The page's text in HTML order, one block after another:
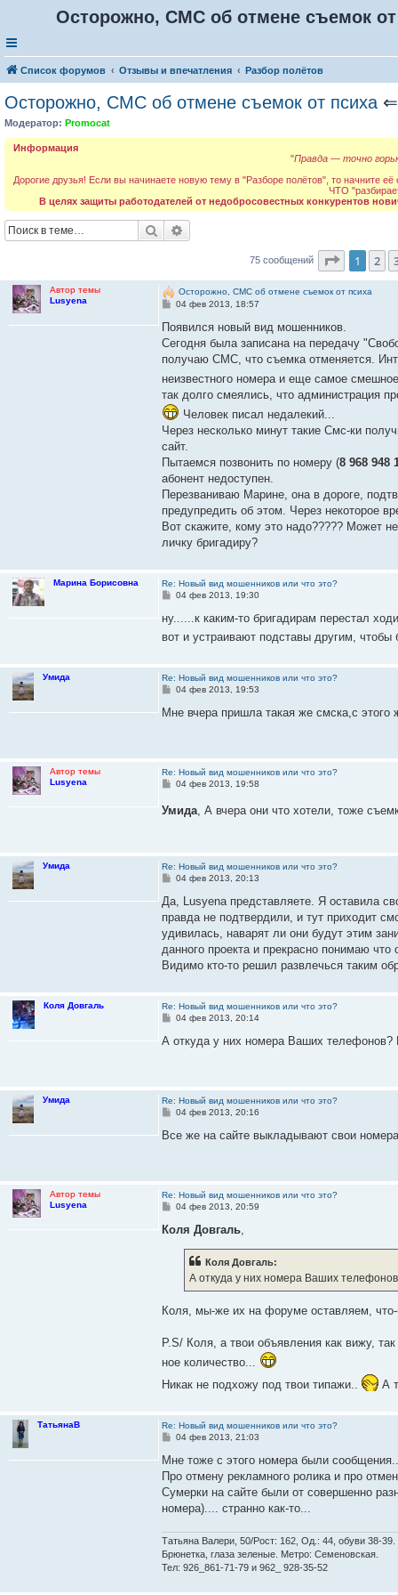
Осторожно, СМС об отмене съемок от
Список форумов Отзывы и впечатления Разбор полётов
Осторожно, СМС об отмене съемок от психа
Модератор: Promocat
Информация
"Правда — точно
Дорогие друзья! Если вы начинаете новую тему в "Разборе полётов", то начните
ЧТО
В целях защиты работодателей от недобросовестных конкурентов
Поиск
75 сообщений 1 2
Автор темы
Lusyena
Осторожно, СМС об отмене съемок от психа
С
о
щ
е
и
04 фев 2013, 18:57
Появился новый вид мошенников.
Сегодня была записана на передачу
получаю СМС, что съемка отменяется.
неизвестного номера и еще самое
так долго смеялись, что администрация
Человек писал недалекий...
Через несколько минут такие Смс-ки
сайт.
Пытаемся позвонить по номеру (8 968 948
абонент недоступен.
Перезваниваю Марине, она в дороге,
предупредить об этом. Через некоторое
Вот скажите, кому это надо????? Может
личку бригадиру?
Марина Борисовна
Re: Новый вид мошенников или что это?
С
о
щ
и
е
04 фев 2013, 19:30
ну......к каким-то бригадирам перестал
вот и устраивают подставы другим,
Умида
Re: Новый вид мошенников или что это?
С
о
е
04 фев 2013, 19:53
Мне вчера пришла такая же смска,с этого
Автор темы
Lusyena
Re: Новый вид мошенников или что это?
С
б
и
е
04 фев 2013, 19:58
Умида, А вчера они что хотели, тоже
Умида
Re: Новый вид мошенников или что это?
С
о
б
щ
е
н
и
е
04 фев 2013, 20:13
Да, Lusyena представляете. Я оставила
правда не подтвердили, и тут приходит
удивилась, наварят ли они будут этим
данного проекта и прекрасно понимаю
Видимо кто-то решил развлечься таким
Коля Довгаль
Re: Новый вид мошенников или что это?
С
о
и
е
04 фев 2013, 20:14
А откуда у них номера Ваших
Умида
Re: Новый вид мошенников или что это?
С
о
е
04 фев 2013, 20:16
Все же на сайте выкладывают свои
Автор темы
Lusyena
Re: Новый вид мошенников или что это?
С
о
04 фев 2013, 20:59
Коля Довгаль,
Коля Довгаль:
А откуда у них номера Ваших
Коля, мы-же их на форуме оставляем, что-
P.S/ Коля, а твои объявления как вижу,
ное количество...
Никак не подхожу под твои типажи..
А
ТатьянаВ
Re: Новый вид мошенников или что это?
С
о
щ
е
н
и
04 фев 2013, 21:03
Мне тоже с этого номера были
Про отмену рекламного ролика и про
Сумерки на сайте были от совершенно
номера).... странно как-то...
Татьяна Валери, 50/Рост: 162, Од.: 44, обуви 38-39.
Брюнетка, глаза зеленые. Метро: Семеновская.
Тел: 926_861-71-79 и 962_ 928-35-52